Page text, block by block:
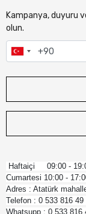
Kampanya, duyuru
olun.
Haftaiçi 09:00 -
Cumartesi 10:00 -
Adres : Atatürk
Telefon : 0 533 816 49
Whatsupp : 0 533 816